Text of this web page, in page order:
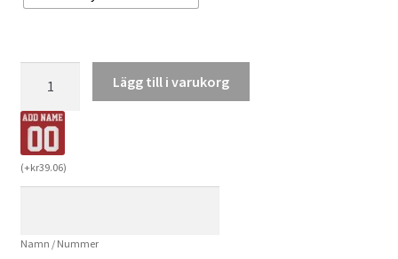
Barn
Bortaställ
2025/26
–
Florian
–
Lägg till i varukorg
(+kr39.06)
Namn / Nummer